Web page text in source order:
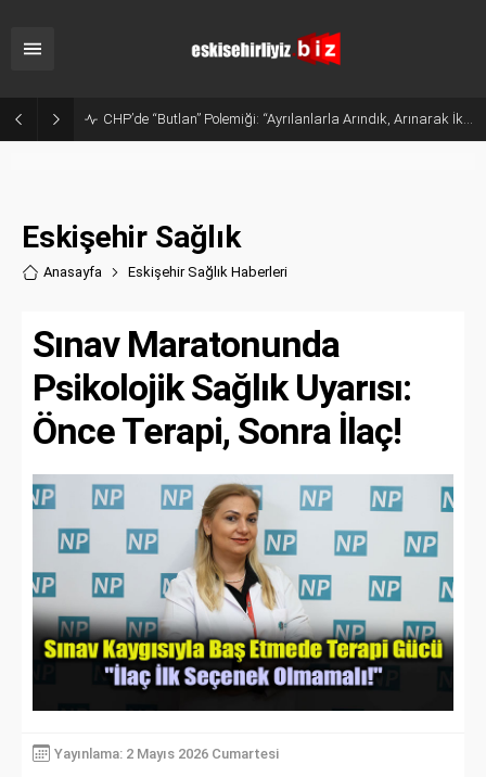
Sanayide Altyapı ve Temizlik Tepkisi: Gürhan Albayrak Küçük Sanayi Esnafını Ziyaret Etti
Eskişehir Sağlık
Anasayfa Eskişehir Sağlık Haberleri
Sınav Maratonunda
Psikolojik Sağlık Uyarısı:
Önce Terapi, Sonra İlaç!
Yayınlama: 2 Mayıs 2026 Cumartesi